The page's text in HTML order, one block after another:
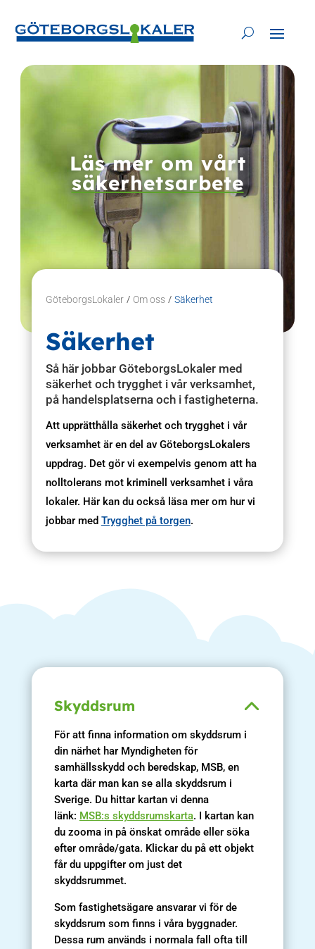
content
Läs mer om vårt
säkerhetsarbete
GöteborgsLokaler/ Om oss/ Säkerhet
Säkerhet
Så här jobbar GöteborgsLokaler med
säkerhet och trygghet i vår verksamhet,
på handelsplatserna och i fastigheterna.
Att upprätthålla säkerhet och trygghet i vår
verksamhet är en del av GöteborgsLokalers
uppdrag. Det gör vi exempelvis genom att ha
nolltolerans mot kriminell verksamhet i våra
lokaler. Här kan du också läsa mer om hur vi
jobbar med Trygghet på torgen.
Skyddsrum
För att finna information om skyddsrum i
din närhet har Myndigheten för
samhällsskydd och beredskap, MSB, en
karta där man kan se alla skyddsrum i
Sverige. Du hittar kartan vi denna
länk: MSB:s skyddsrumskarta. I kartan kan
du zooma in på önskat område eller söka
efter område/gata. Klickar du på ett objekt
får du uppgifter om just det
skyddsrummet.
Som fastighetsägare ansvarar vi för de
skyddsrum som finns i våra byggnader.
Dessa rum används i normala fall ofta till